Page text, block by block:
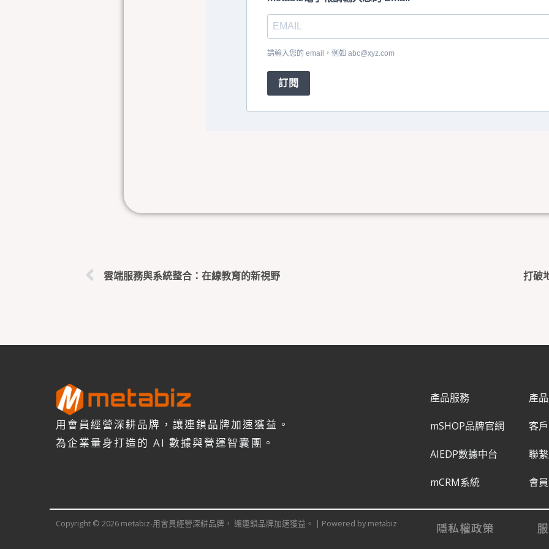
請輸入您的 email，例如 abc@xyz.com
訂閱
雲端服務與系統整合：在線教育的新視野 打破
用會員經營深耕品牌，讓連鎖品牌加速獲益。
為企業量身打造的 AI 數據與營運智囊團。
產品服務
mSHOP品牌官網
AIEDP數據中台
mCRM系統
產
客
聯
會
Copyright © 2026 metabiz-用會員經營深耕品牌， 讓連鎖品牌加速獲益。 | Powered by metabiz 隱私權政策